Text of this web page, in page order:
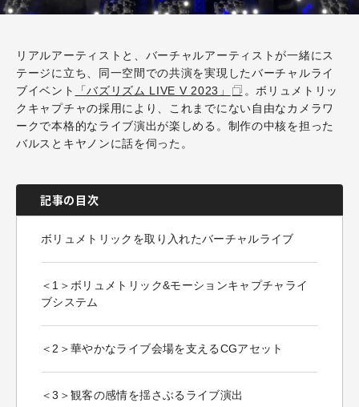
リアルアーティストと、バーチャルアーティストが一緒にス
テージに立ち、同一空間での共演を実現したバーチャルライ
ブイベント
「バズリズム LIVE V 2023」
。ボリュメトリッ
クキャプチャの採用により、これまでにない自由なカメラワ
ークで本格的なライブ演出が楽しめる。制作の中核を担った
バルスとキヤノンに話を伺った。
記事の目次
ボリュメトリックを取り入れたバーチャルライブ
＜1＞ボリュメトリック&モーションキャプチャライ
ブシステム
＜2＞華やかなライブ会場を支えるCGアセット
＜3＞観客の感情を揺さぶるライブ演出